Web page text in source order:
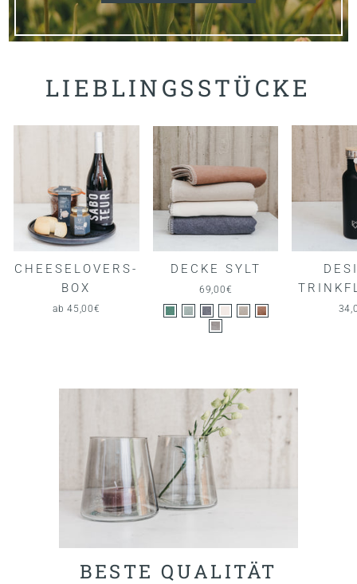
LIEBLINGSSTÜCKE
CHEESELOVERS-
BOX
ab 45,00€
DECKE SYLT
69,00€
BESTE QUALITÄT